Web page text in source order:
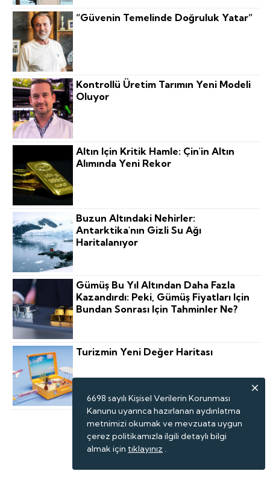
“Güvenin Temelinde Doğruluk Yatar”
Kontrollü Üretim Tarımın Yeni Modeli
Oluyor
Altın Için Kritik Hamle: Çin'in Altın
Alımında Yeni Rekor
Buzun Altındaki Nehirler:
Antarktika'nın Gizli Su Ağı
Haritalanıyor
Gümüş Bu Yıl Altından Daha Fazla
Kazandırdı: Peki, Gümüş Fiyatları Için
Bundan Sonrası Için Tahminler Ne?
Turizmin Yeni Değer Haritası
6698 sayılı Kişisel Verilerin Korunması
Kanunu uyarınca hazırlanan aydınlatma
metnimizi okumak ve mevzuata uygun
çerez politikamızla ilgili detaylı bilgi
almak için tıklayınız .